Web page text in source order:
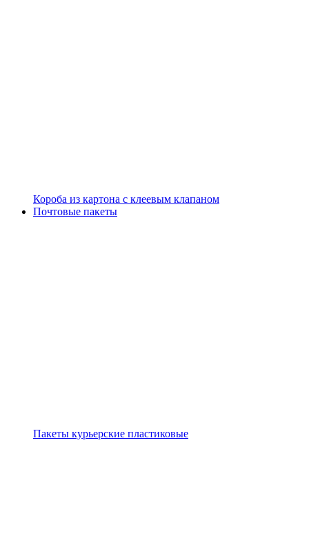
Короба из картона с клеевым клапаном
Почтовые пакеты
Пакеты курьерские пластиковые